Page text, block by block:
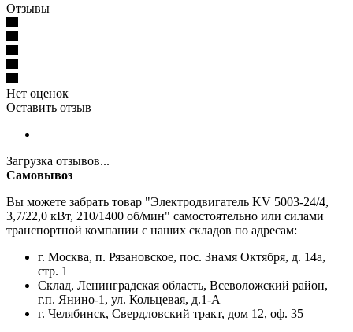
Отзывы
Нет оценок
Оставить отзыв
Загрузка отзывов...
Самовывоз
Вы можете забрать товар "Электродвигатель KV 5003-24/4,
3,7/22,0 кВт, 210/1400 об/мин" самостоятельно или силами
транспортной компании с наших складов по адресам:
г. Москва, п. Рязановское, пос. Знамя Октября, д. 14а,
стр. 1
Склад, Ленинградская область, Всеволожский район,
г.п. Янино-1, ул. Кольцевая, д.1-А
г. Челябинск, Свердловский тракт, дом 12, оф. 35